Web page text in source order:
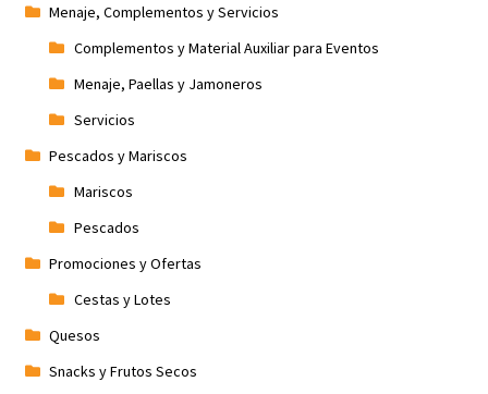
Menaje, Complementos y Servicios
Complementos y Material Auxiliar para Eventos
Menaje, Paellas y Jamoneros
Servicios
Pescados y Mariscos
Mariscos
Pescados
Promociones y Ofertas
Cestas y Lotes
Quesos
Snacks y Frutos Secos